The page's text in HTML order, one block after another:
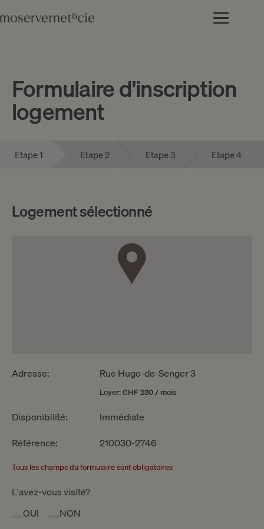
Formulaire d'inscription
logement
Etape 1 Etape 2 Etape 3 Etape 4
Logement sélectionné
Adresse: Rue Hugo-de-Senger 3
Loyer: CHF 230 / mois
Disponibilité:
Immédiate
Référence:
210030-2746
Tous les champs du formulaire sont obligatoires
L'avez-vous visité?
OUI
NON